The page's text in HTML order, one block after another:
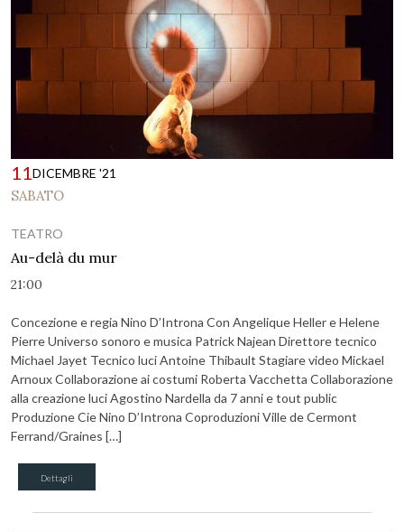
11 DICEMBRE '21
SABATO
TEATRO
Au-delà du mur
21:00
Concezione e regia Nino D’Introna Con Angelique Heller e Helene
Pierre Universo sonoro e musica Patrick Najean Direttore tecnico
Michael Jayet Tecnico luci Antoine Thibault Stagiare video Mickael
Arnoux Collaborazione ai costumi Roberta Vacchetta Collaborazione
alla creazione luci Agostino Nardella da 7 anni e tout public
Produzione Cie Nino D’Introna Coproduzioni Ville de Cermont
Ferrand/Graines […]
Dettagli